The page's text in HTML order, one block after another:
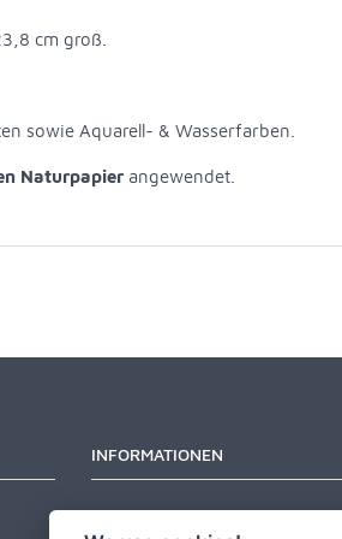
cm groß.
sowie Aquarell- & Wasserfarben.
Naturpapier angewendet.
INFORMATIONEN